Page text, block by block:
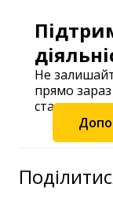
Не
прямо
станьте